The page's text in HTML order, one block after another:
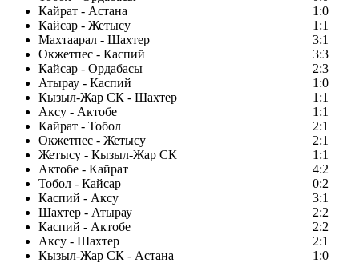
Кайрат - Астана
1:0
Кайсар - Жетысу
1:1
Махтаарал - Шахтер
3:1
Окжетпес - Каспий
3:3
Кайсар - Ордабасы
2:3
Атырау - Каспий
1:0
Кызыл-Жар СК - Шахтер
1:1
Аксу - Актобе
1:1
Кайрат - Тобол
2:1
Окжетпес - Жетысу
2:1
Жетысу - Кызыл-Жар СК
1:1
Актобе - Кайрат
4:2
Тобол - Кайсар
0:2
Каспий - Аксу
3:1
Шахтер - Атырау
2:2
Каспий - Актобе
2:2
Аксу - Шахтер
2:1
Кызыл-Жар СК - Астана
1:0